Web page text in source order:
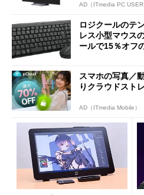
AD（ITmedia PC USER
ロジクールのテ
レス小型マウス
ールで15％オフ
スマホの写真／
りクラウドスト
AD（ITmedia Mobile）